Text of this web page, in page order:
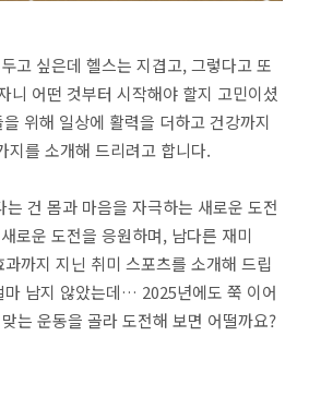
고 싶은데 헬스는 지겹고, 그렇다고 또
니 어떤 것부터 시작해야 할지 고민이셨
위해 일상에 활력을 더하고 건강까지
지를 소개해 드리려고 합니다.
는 건 몸과 마음을 자극하는 새로운 도전
로운 도전을 응원하며, 남다른 재미
까지 지닌 취미 스포츠를 소개해 드립
마 남지 않았는데… 2025년에도 쭉 이어
는 운동을 골라 도전해 보면 어떨까요?